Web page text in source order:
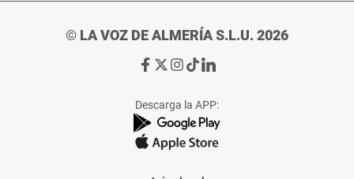
© LA VOZ DE ALMERÍA S.L.U. 2026
Ir
de
La
Voz
Almería
Ir
de
La
Voz
Almería
Ir
de
La
Voz
Almería
Ir
de
La
Voz
Almería
Ir
de
La
Voz
Descarga la APP: